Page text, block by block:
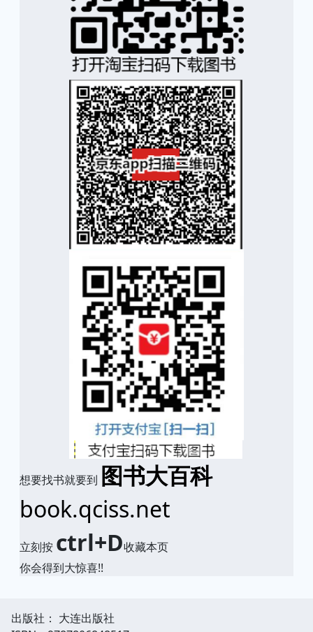
想要找书就要到 图书大百科
book.qciss.net
立刻按 ctrl+D收藏本页
你会得到大惊喜!!
出版社： 大连出版社